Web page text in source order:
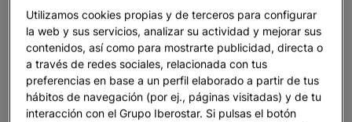
Un paseo por el hotel
Ver 31 fotos y vídeos
Utilizamos cookies propias y de terceros para configurar
la web y sus servicios, analizar su actividad y mejorar sus
contenidos, así como para mostrarte publicidad, directa o
a través de redes sociales, relacionada con tus
preferencias en base a un perfil elaborado a partir de tus
hábitos de navegación (por ej., páginas visitadas) y de tu
interacción con el Grupo Iberostar. Si pulsas el botón